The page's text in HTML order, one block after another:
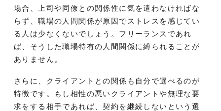
場合、上司や同僚との関係性に気を遣わなければな
らず、職場の人間関係が原因でストレスを感じてい
る人は少なくないでしょう。フリーランスであれ
ば、そうした職場特有の人間関係に縛られることが
ありません。
さらに、クライアントとの関係も自分で選べるのが
特徴です。もし相性の悪いクライアントや無理な要
求をする相手であれば、契約を継続しないという選